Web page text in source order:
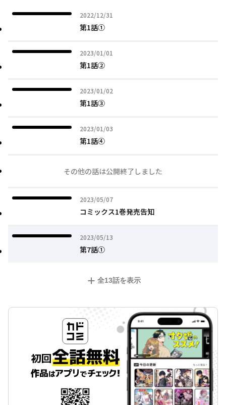
2022/12/31
2022年12月31日
第1話①
2023/01/01
2023年01月01日
第1話②
2023/01/02
2023年01月02日
第1話③
2023/01/03
2023年01月03日
第1話④
その他の話は公開終了しました
2023/05/07
2023年05月07日
コミックス1巻発売告知
2023/05/13
2023年05月13日
第7話①
全13話を表示